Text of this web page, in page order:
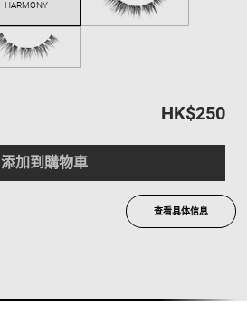
HK$250
添加到購物車
查看具体信息